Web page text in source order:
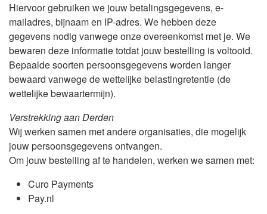
Hiervoor gebruiken we jouw betalingsgegevens, e-
mailadres, bijnaam en IP-adres. We hebben deze
gegevens nodig vanwege onze overeenkomst met je. We
bewaren deze informatie totdat jouw bestelling is voltooid.
Bepaalde soorten persoonsgegevens worden langer
bewaard vanwege de wettelijke belastingretentie (de
wettelijke bewaartermijn).
Verstrekking aan Derden
Wij werken samen met andere organisaties, die mogelijk
jouw persoonsgegevens ontvangen.
Om jouw bestelling af te handelen, werken we samen met:
Curo Payments
Pay.nl